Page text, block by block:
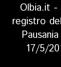
Olbia.it -
registro
17/5/